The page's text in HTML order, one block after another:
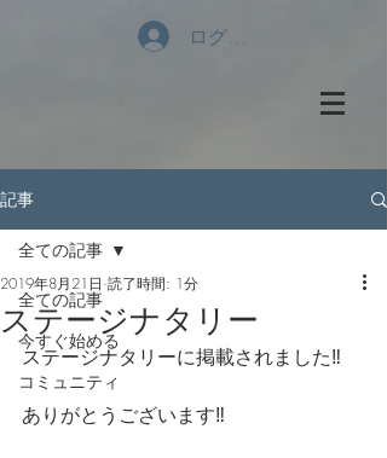
ログイン
記事
全ての記事
今すぐ始める
コミュニティ
全ての記事
ステージナタリー
2019年8月21日 読了時間: 1分
ステージナタリーに掲載されました‼️
ありがとうございます‼️